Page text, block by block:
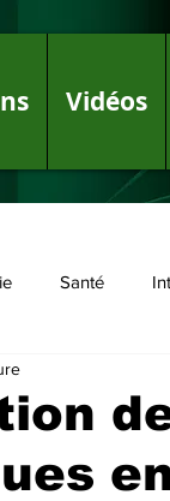
Vidéos
Santé